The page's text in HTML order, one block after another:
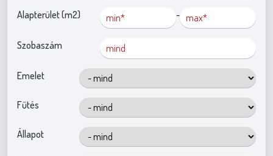
Alapterület (m2) -
Szobaszám
Emelet
Fűtés
Állapot